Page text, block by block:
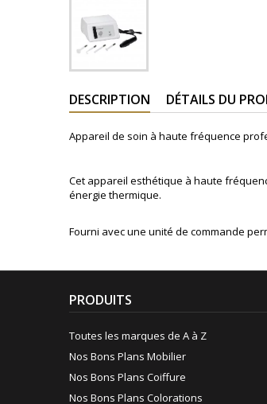
DESCRIPTION DÉTAILS DU
Appareil de soin à haute fréquence
Cet appareil esthétique à haute
énergie thermique.
Fourni avec une unité de commande
PRODUITS
Toutes les marques de A à Z
Nos Bons Plans Mobilier
Nos Bons Plans Coiffure
Nos Bons Plans Colorations